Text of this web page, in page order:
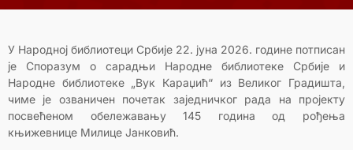
У Народној библиотеци Србије 22. јуна 2026. године потписан
је Споразум о сарадњи Народне библиотеке Србије и
Народне библиотеке „Вук Караџић“ из Великог Градишта,
чиме је озваничен почетак заједничког рада на пројекту
посвећеном обележавању 145 година од рођења
књижевнице Милице Јанковић.